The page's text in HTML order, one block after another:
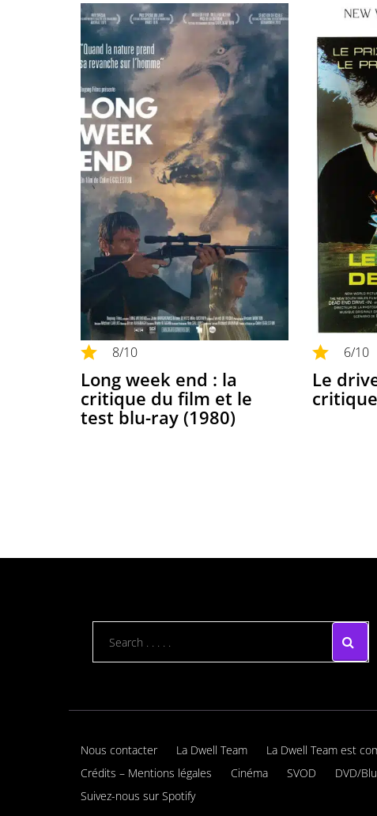
8/10
Long week end : la
critique du film et le
test blu-ray (1980)
6/10
Le
Nous contacter La Dwell Team
La Dwell Team est
Crédits – Mentions légales
Cinéma SVOD
DVD/
Suivez-nous sur Spotify